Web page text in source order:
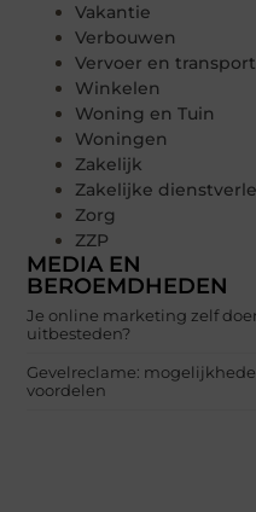
Vakantie
Verbouwen
Vervoer en transport
Winkelen
Woning en Tuin
Woningen
Zakelijk
Zakelijke
Zorg
ZZP
MEDIA EN
BEROEMDHEDEN
Je online marketing zelf
uitbesteden?
Gevelreclame:
voordelen